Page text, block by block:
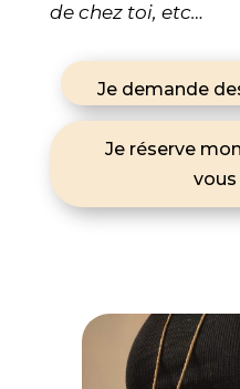
de chez toi, etc…
Je demande
Je réserve